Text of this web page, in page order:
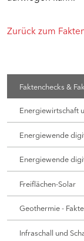
WEITERE
Zurück zum
Faktenchecks &
Energiewirtschaft
Energiewende
Energiewende
Freiflächen-Solar
Geothermie -
Infraschall und